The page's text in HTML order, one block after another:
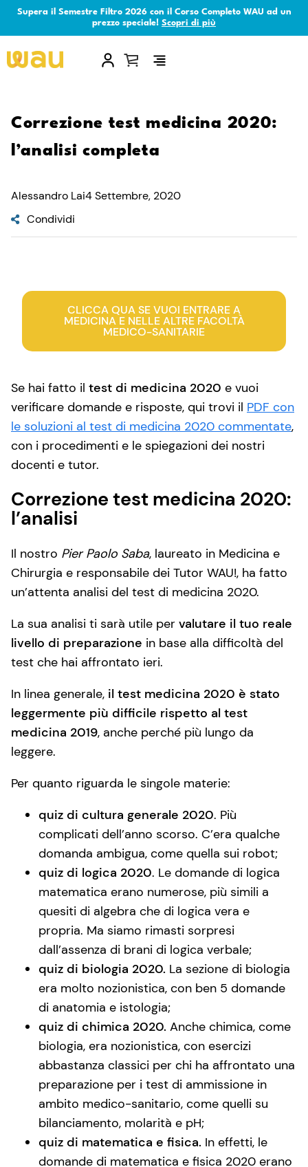
Supera il Semestre Filtro 2026 con il Corso Completo WAU ad un
prezzo speciale! Scopri di più
×
Correzione test medicina 2020:
l’analisi completa
Alessandro Lai4 Settembre, 2020
Condividi
CLICCA QUA SE VUOI ENTRARE A
MEDICINA E NELLE ALTRE FACOLTÀ
MEDICO-SANITARIE
Se hai fatto il test di medicina 2020 e vuoi
verificare domande e risposte, qui trovi il PDF con
le soluzioni al test di medicina 2020 commentate,
con i procedimenti e le spiegazioni dei nostri
docenti e tutor.
Correzione test medicina 2020:
l’analisi
Il nostro Pier Paolo Saba, laureato in Medicina e
Chirurgia e responsabile dei Tutor WAU!, ha fatto
un’attenta analisi del test di medicina 2020.
La sua analisi ti sarà utile per valutare il tuo reale
livello di preparazione in base alla difficoltà del
test che hai affrontato ieri.
In linea generale, il test medicina 2020 è stato
leggermente più difficile rispetto al test
medicina 2019, anche perché più lungo da
leggere.
Per quanto riguarda le singole materie:
quiz di cultura generale 2020. Più
complicati dell’anno scorso. C’era qualche
domanda ambigua, come quella sui robot;
quiz di logica 2020. Le domande di logica
matematica erano numerose, più simili a
quesiti di algebra che di logica vera e
propria. Ma siamo rimasti sorpresi
dall’assenza di brani di logica verbale;
quiz di biologia 2020. La sezione di biologia
era molto nozionistica, con ben 5 domande
di anatomia e istologia;
quiz di chimica 2020. Anche chimica, come
biologia, era nozionistica, con esercizi
abbastanza classici per chi ha affrontato una
preparazione per i test di ammissione in
ambito medico-sanitario, come quelli su
bilanciamento, molarità e pH;
quiz di matematica e fisica. In effetti, le
domande di matematica e fisica 2020 erano